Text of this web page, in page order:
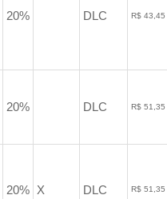
20% DLC R$
20% DLC R$
20% X DLC R$